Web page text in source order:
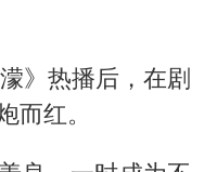
》热播后，在剧
而红。